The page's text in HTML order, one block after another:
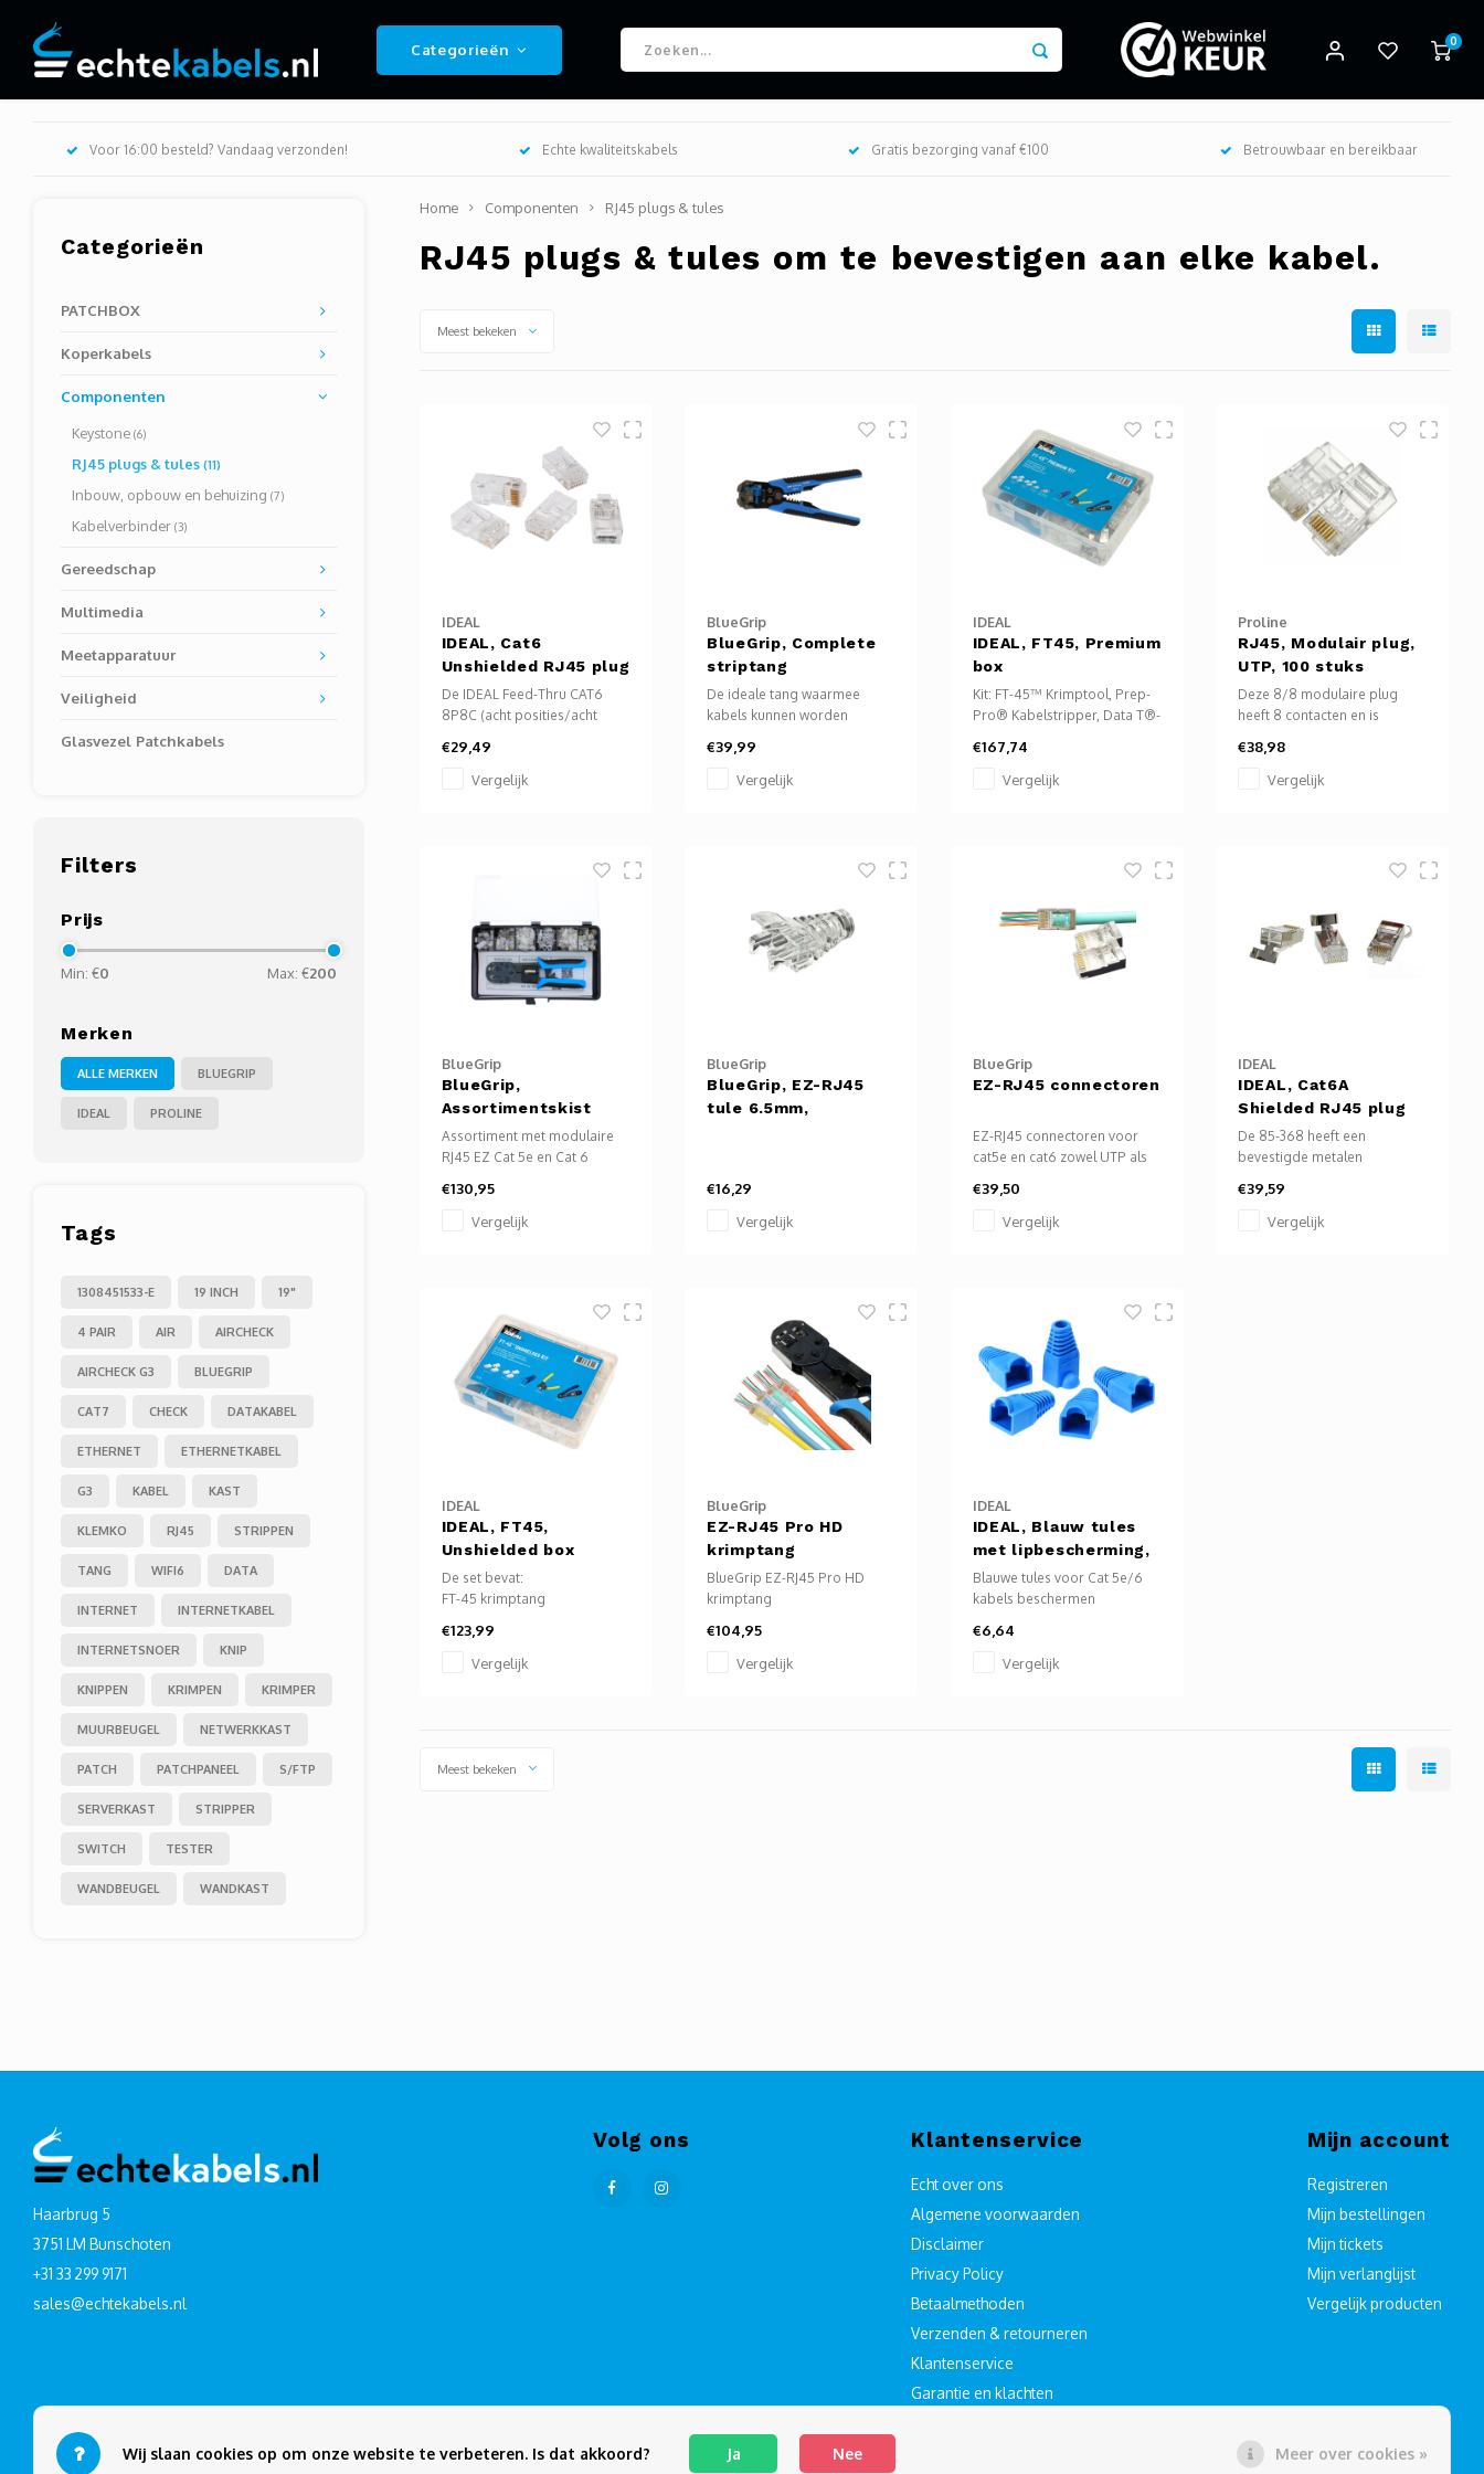
Categorieën 0
Voor 16:00 besteld? Vandaag verzonden! Echte kwaliteitskabels Gratis bezorging vanaf €100 Betrouwbaar en bereikbaar
Categorieën
PATCHBOX
Koperkabels
Componenten
Keystone (6)
RJ45 plugs & tules (11)
Inbouw, opbouw en behuizing (7)
Kabelverbinder (3)
Gereedschap
Multimedia
Meetapparatuur
Veiligheid
Glasvezel Patchkabels
Filters
Prijs
Min: €0 Max: €200
Merken
ALLE MERKEN BLUEGRIP
IDEAL PROLINE
Tags
1308451533-E 19 INCH 19"
4 PAIR AIR AIRCHECK
AIRCHECK G3 BLUEGRIP
CAT7 CHECK DATAKABEL
ETHERNET ETHERNETKABEL
G3 KABEL KAST
KLEMKO RJ45 STRIPPEN
TANG WIFI6 DATA
INTERNET INTERNETKABEL
INTERNETSNOER KNIP
KNIPPEN KRIMPEN KRIMPER
MUURBEUGEL NETWERKKAST
PATCH PATCHPANEEL S/FTP
SERVERKAST STRIPPER
SWITCH TESTER
WANDBEUGEL WANDKAST
Home Componenten RJ45 plugs & tules
RJ45 plugs & tules om te bevestigen aan elke kabel.
Meest bekeken
IDEAL
IDEAL, Cat6
Unshielded RJ45 plug
De IDEAL Feed-Thru CAT6
8P8C (acht posities/acht
plugconnector is de eerste
feed-thru-stijl connector en
voorkant van de modulaire
€29,49
Vergelijk
BlueGrip
BlueGrip, Complete
striptang
De ideale tang waarmee
kabels kunnen worden
het krimpen van
adereindhulzen. Met deze
€39,99
Vergelijk
IDEAL
IDEAL, FT45, Premium
box
Kit: FT-45™ Krimptool, Prep-
Pro® Kabelstripper, Data T®-
stekkers (CAT6A*/6/5e,
afgeschermd &
€167,74
Vergelijk
Proline
RJ45, Modulair plug,
UTP, 100 stuks
Deze 8/8 modulaire plug
heeft 8 contacten en is
met massief aderige kabel.
Let op over het algemeen is
€38,98
Vergelijk
BlueGrip
BlueGrip,
Assortimentskist
Assortiment met modulaire
RJ45 EZ Cat 5e en Cat 6
geschikt zijn voor zowel
ronde als massieve data-
krimptang.
€130,95
Vergelijk
BlueGrip
BlueGrip, EZ-RJ45
tule 6.5mm,
€16,29
Vergelijk
BlueGrip
EZ-RJ45 connectoren
EZ-RJ45 connectoren voor
cat5e en cat6 zowel UTP als
Kies hieronder de gewenste
variant.
€39,50
Vergelijk
IDEAL
IDEAL, Cat6A
Shielded RJ45 plug
25st.
De 85-368 heeft een
bevestigde metalen
om een ​​ononderbroken pad
te bieden voor de
€39,59
Vergelijk
IDEAL
IDEAL, FT45,
Unshielded box
De set bevat:
FT-45 krimptang
Data T®-Kniptang
50x CAT5e Feed-Thru niet-
€123,99
Vergelijk
BlueGrip
EZ-RJ45 Pro HD
krimptang
BlueGrip EZ-RJ45 Pro HD
krimptang
€104,95
Vergelijk
IDEAL
IDEAL, Blauw tules
met lipbescherming,
25 st.
Blauwe tules voor Cat 5e/6
kabels beschermen
breuk, haken en dataverlies.
Ze dempen bewegingen en
€6,64
Vergelijk
Meest bekeken
Haarbrug 5
3751 LM Bunschoten
+31 33 299 9171
sales@echtekabels.nl
Volg ons Klantenservice
Echt over ons
Algemene voorwaarden
Disclaimer
Privacy Policy
Betaalmethoden
Verzenden & retourneren
Klantenservice
Garantie en klachten
Mijn account
Registreren
Mijn bestellingen
Mijn tickets
Mijn verlanglijst
Vergelijk producten
Wij slaan cookies op om onze website te verbeteren. Is dat akkoord? Ja Nee Meer over cookies »